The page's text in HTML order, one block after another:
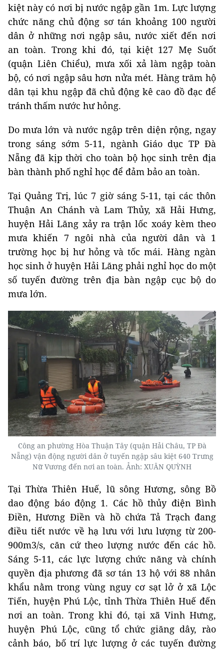
kiệt này có nơi bị nước ngập gần 1m. Lực lượng
chức năng chủ động sơ tán khoảng 100 người
dân ở những nơi ngập sâu, nước xiết đến nơi
an toàn. Trong khi đó, tại kiệt 127 Mẹ Suốt
(quận Liên Chiểu), mưa xối xả làm ngập toàn
bộ, có nơi ngập sâu hơn nửa mét. Hàng trăm hộ
dân tại khu ngập đã chủ động kê cao đồ đạc để
tránh thấm nước hư hỏng.
Do mưa lớn và nước ngập trên diện rộng, ngay
trong sáng sớm 5-11, ngành Giáo dục TP Đà
Nẵng đã kịp thời cho toàn bộ học sinh trên địa
bàn thành phố nghỉ học để đảm bảo an toàn.
Tại Quảng Trị, lúc 7 giờ sáng 5-11, tại các thôn
Thuận An Chánh và Lam Thủy, xã Hải Hưng,
huyện Hải Lăng xảy ra trận lốc xoáy kèm theo
mưa khiến 7 ngôi nhà của người dân và 1
trường học bị hư hỏng và tốc mái. Hàng ngàn
học sinh ở huyện Hải Lăng phải nghỉ học do một
số tuyến đường trên địa bàn ngập cục bộ do
mưa lớn.
Công an phường Hòa Thuận Tây (quận Hải Châu, TP Đà
Nẵng) vận động người dân ở tuyến ngập sâu kiệt 640 Trưng
Nữ Vương đến nơi an toàn. Ảnh: XUÂN QUỲNH
Tại Thừa Thiên Huế, lũ sông Hương, sông Bồ
dao động báo động 1. Các hồ thủy điện Bình
Điền, Hương Điền và hồ chứa Tả Trạch đang
điều tiết nước về hạ lưu với lưu lượng từ 200-
900m3/s, căn cứ theo lượng nước đến các hồ.
Sáng 5-11, các lực lượng chức năng và chính
quyền địa phương đã sơ tán 13 hộ với 88 nhân
khẩu nằm trong vùng nguy cơ sạt lở ở xã Lộc
Tiến, huyện Phú Lộc, tỉnh Thừa Thiên Huế đến
nơi an toàn. Trong khi đó, tại xã Vinh Hưng,
huyện Phú Lộc, cũng tổ chức giăng dây, rào
cảnh báo, bố trí lực lượng ở các tuyến đường